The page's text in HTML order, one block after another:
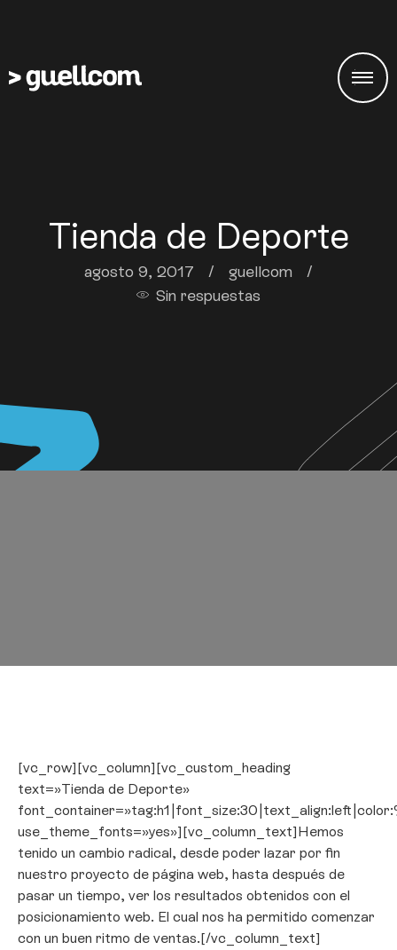
Tienda de Deporte
agosto 9, 2017 / guellcom
/
Sin respuestas
[vc_row][vc_column][vc_custom_heading
text=»Tienda de Deporte»
use_theme_fonts=»yes»][vc_column_text]Hemos
tenido un cambio radical, desde poder lazar por fin
nuestro proyecto de página web, hasta después de
pasar un tiempo, ver los resultados obtenidos con el
posicionamiento web. El cual nos ha permitido comenzar
con un buen ritmo de ventas.[/vc_column_text]